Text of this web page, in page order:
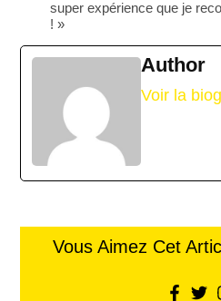
super expérience que je
! »
Author
Voir la
Vous Aimez Cet